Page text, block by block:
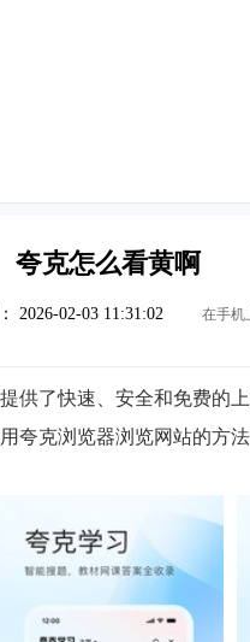
夸克怎么看黄啊
： 2026-02-03 11:31:02 在手机
供了快速、安全和免费的
夸克浏览器浏览网站的方